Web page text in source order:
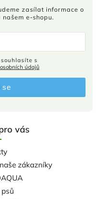
vás
zákazníky
zasílat informace o
e-shopu.
údajů
se